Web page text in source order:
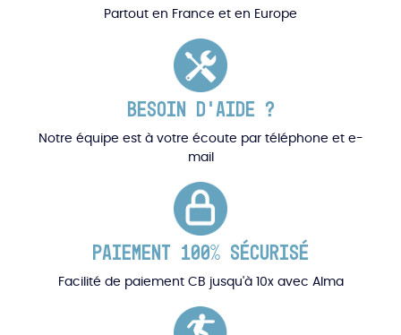
Partout en France et en Europe
BESOIN D'AIDE ?
Notre équipe est à votre écoute par téléphone et e-
mail
PAIEMENT 100% SÉCURISÉ
Facilité de paiement CB jusqu'à 10x avec Alma